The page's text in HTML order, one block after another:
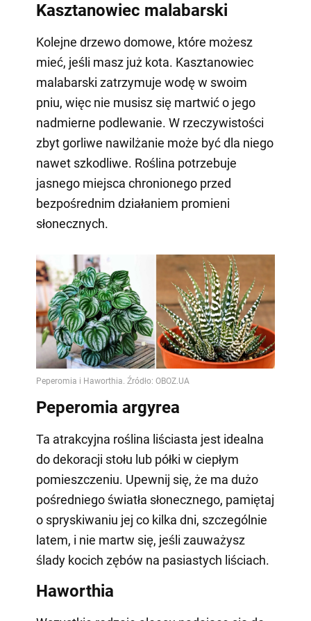
Kasztanowiec malabarski
Kolejne drzewo domowe, które możesz
mieć, jeśli masz już kota. Kasztanowiec
malabarski zatrzymuje wodę w swoim
pniu, więc nie musisz się martwić o jego
nadmierne podlewanie. W rzeczywistości
zbyt gorliwe nawilżanie może być dla niego
nawet szkodliwe. Roślina potrzebuje
jasnego miejsca chronionego przed
bezpośrednim działaniem promieni
słonecznych.
Peperomia argyrea
Ta atrakcyjna roślina liściasta jest idealna
do dekoracji stołu lub półki w ciepłym
pomieszczeniu. Upewnij się, że ma dużo
pośredniego światła słonecznego, pamiętaj
o spryskiwaniu jej co kilka dni, szczególnie
latem, i nie martw się, jeśli zauważysz
ślady kocich zębów na pasiastych liściach.
Haworthia